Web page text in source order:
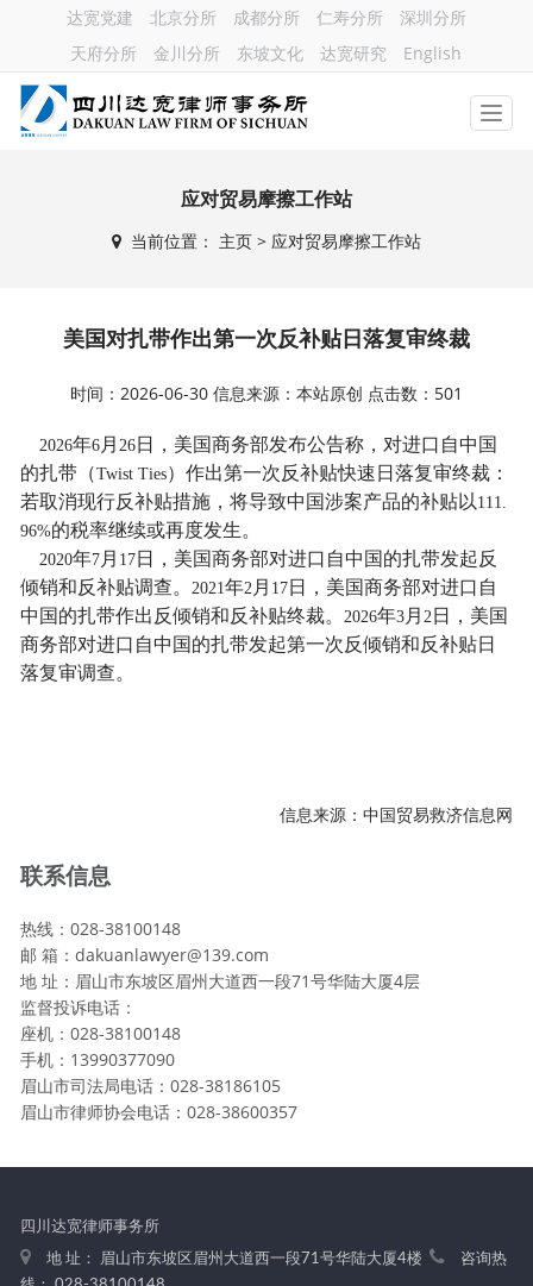
达宽党建 北京分所 成都分所 仁寿分所
深圳分所
天府分所
金川分所 东坡文化 达宽研究 English
应对贸易摩擦工作站
当前位置： 主页> 应对贸易摩擦工作站
美国对扎带作出第一次反补贴日落复审终裁
时间：2026-06-30 信息来源：本站原创 点击数：501
2026年6 月 26 日，美国商务部发布公告称，对进口自中国
的扎带（Twist Ties）作出第一次反补贴快速日落复审终裁：
若取消现行反补贴措施，将导致中国涉案产品的补贴以 111.
96%的税率继续或再度发生。
2020年7 月 17 日，美国商务部对进口自中国的扎带发起反
倾销和反补贴调查。 2021年2 月 17 日，美国商务部对进口自
中国的扎带作出反倾销和反补贴终裁。 2026年3 月 2 日，美国
商务部对进口自中国的扎带发起第一次反倾销和反补贴日
落复审调查。
信息来源：中国贸易救济信息网
联系信息
热线：028-38100148
邮 箱：dakuanlawyer@139.com
地 址：眉山市东坡区眉州大道西一段71号华陆大厦4层
监督投诉电话：
座机：028-38100148
手机：13990377090
眉山市司法局电话：028-38186105
眉山市律师协会电话：028-38600357
四川达宽律师事务所
地 址： 眉山市东坡区眉州大道西一段71号华陆大厦4楼
咨询热